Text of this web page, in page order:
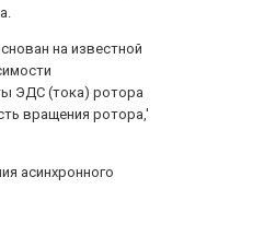
на известной
ЭДС (тока) ротора
вращения ротора,'
асинхронного